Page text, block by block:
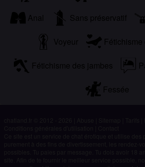
Anal Sans préservatif
Voyeur
Fétichisme des jambes
Fessée